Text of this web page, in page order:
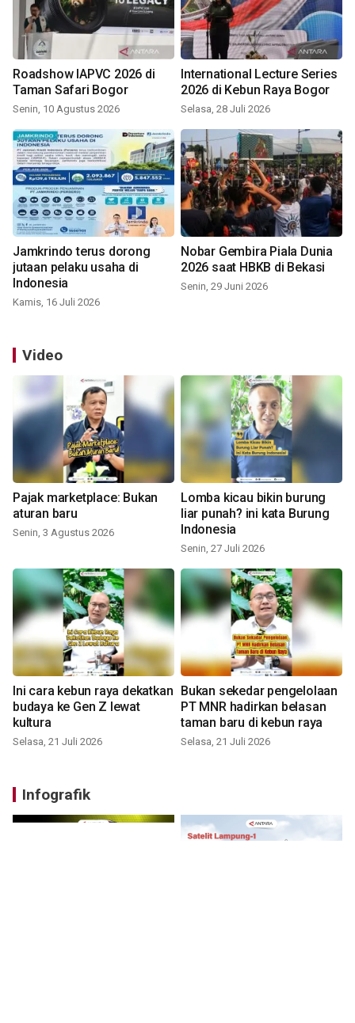
Roadshow IAPVC 2026 di
Taman Safari Bogor
Senin, 10 Agustus 2026
International Lecture Series
2026 di Kebun Raya Bogor
Selasa, 28 Juli 2026
Jamkrindo terus dorong
jutaan pelaku usaha di
Indonesia
Kamis, 16 Juli 2026
Nobar Gembira Piala Dunia
2026 saat HBKB di Bekasi
Senin, 29 Juni 2026
Video
Pajak marketplace: Bukan
aturan baru
Senin, 3 Agustus 2026
Lomba kicau bikin burung
liar punah? ini kata Burung
Indonesia
Senin, 27 Juli 2026
Ini cara kebun raya dekatkan
budaya ke Gen Z lewat
kultura
Selasa, 21 Juli 2026
Bukan sekedar pengelolaan
PT MNR hadirkan belasan
taman baru di kebun raya
Selasa, 21 Juli 2026
Infografik